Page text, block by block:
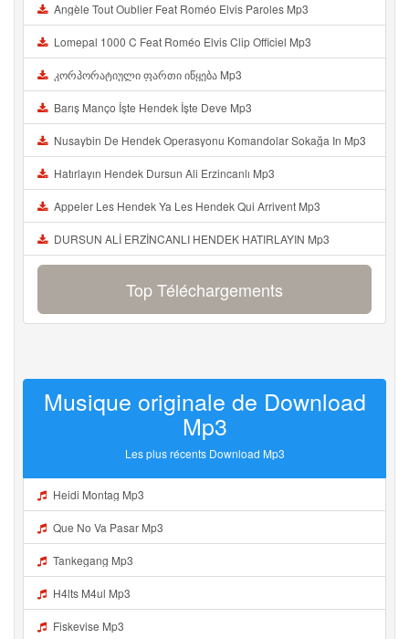
Angèle Tout Oublier Feat Roméo Elvis Paroles Mp3
Lomepal 1000 C Feat Roméo Elvis Clip Officiel Mp3
კორპორატიული ფართი იწყება Mp3
Barış Manço İşte Hendek İşte Deve Mp3
Nusaybin De Hendek Operasyonu Komandolar Sokağa In Mp3
Hatırlayın Hendek Dursun Ali Erzincanlı Mp3
Appeler Les Hendek Ya Les Hendek Qui Arrivent Mp3
DURSUN ALİ ERZİNCANLI HENDEK HATIRLAYIN Mp3
Top Téléchargements
Musique originale de Download
Mp3
Les plus récents Download Mp3
Heidi Montag Mp3
Que No Va Pasar Mp3
Tankegang Mp3
H4lts M4ul Mp3
Fiskevise Mp3